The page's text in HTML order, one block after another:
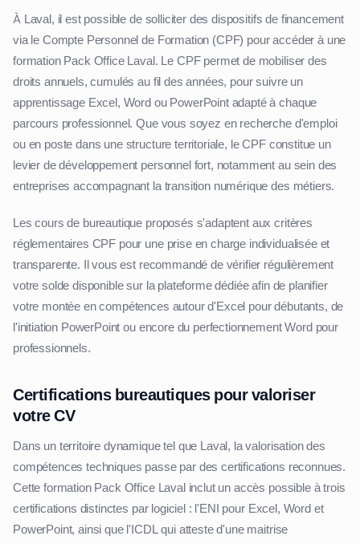
À Laval, il est possible de solliciter des dispositifs de financement
via le Compte Personnel de Formation (CPF) pour accéder à une
formation Pack Office Laval. Le CPF permet de mobiliser des
droits annuels, cumulés au fil des années, pour suivre un
apprentissage Excel, Word ou PowerPoint adapté à chaque
parcours professionnel. Que vous soyez en recherche d'emploi
ou en poste dans une structure territoriale, le CPF constitue un
levier de développement personnel fort, notamment au sein des
entreprises accompagnant la transition numérique des métiers.
Les cours de bureautique proposés s'adaptent aux critères
réglementaires CPF pour une prise en charge individualisée et
transparente. Il vous est recommandé de vérifier régulièrement
votre solde disponible sur la plateforme dédiée afin de planifier
votre montée en compétences autour d'Excel pour débutants, de
l'initiation PowerPoint ou encore du perfectionnement Word pour
professionnels.
Certifications bureautiques pour valoriser
votre CV
Dans un territoire dynamique tel que Laval, la valorisation des
compétences techniques passe par des certifications reconnues.
Cette formation Pack Office Laval inclut un accès possible à trois
certifications distinctes par logiciel : l'ENI pour Excel, Word et
PowerPoint, ainsi que l'ICDL qui atteste d'une maitrise